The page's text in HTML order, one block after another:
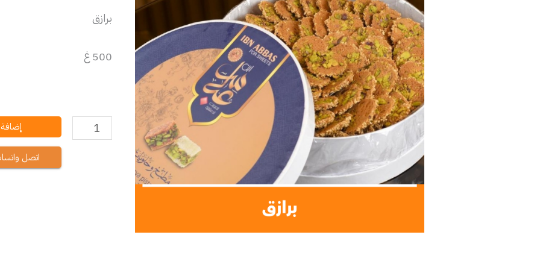
برازق
500 غ
اتصل